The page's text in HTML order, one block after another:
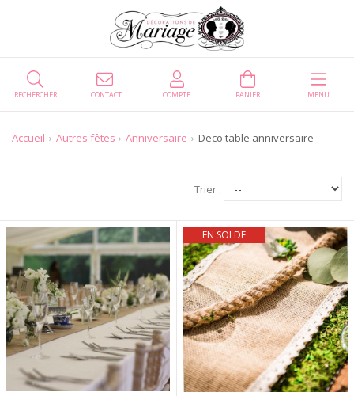
CONTACT
RECHERCHER COMPTE PANIER MENU
Accueil Autres fêtes Anniversaire Deco table anniversaire
Trier :
EN SOLDE